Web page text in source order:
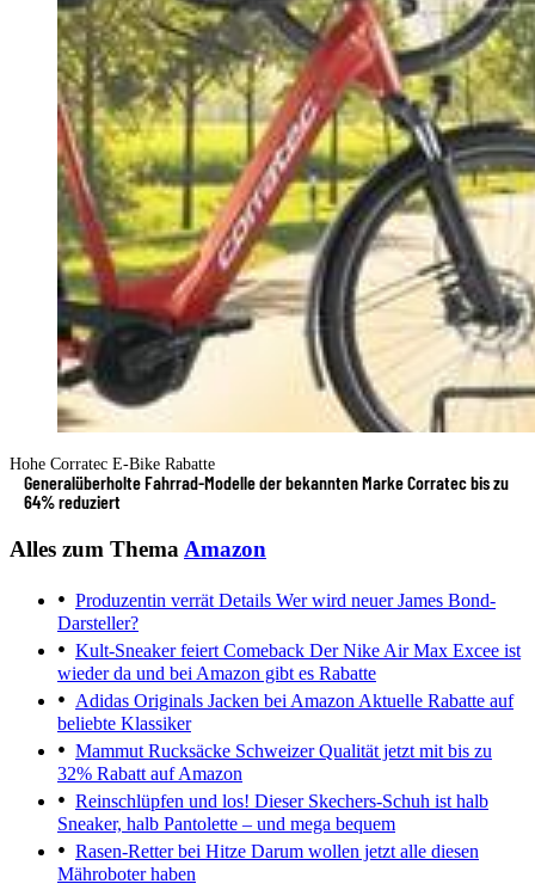
Hohe Corratec E-Bike Rabatte
Generalüberholte Fahrrad-Modelle der bekannten Marke Corratec bis zu
64% reduziert
Alles zum Thema Amazon
Produzentin verrät Details Wer wird neuer James Bond-
Darsteller?
Kult-Sneaker feiert Comeback Der Nike Air Max Excee ist
wieder da und bei Amazon gibt es Rabatte
Adidas Originals Jacken bei AmazonAktuelle Rabatte auf
beliebte Klassiker
Mammut Rucksäcke Schweizer Qualität jetzt mit bis zu
32% Rabatt auf Amazon
Reinschlüpfen und los! Dieser Skechers-Schuh ist halb
Sneaker, halb Pantolette – und mega bequem
Rasen-Retter bei Hitze Darum wollen jetzt alle diesen
Mähroboter haben